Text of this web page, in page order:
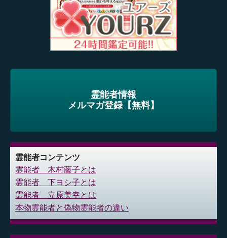
霊能者情報
メルマガ登録【無料】
霊能者コンテンツ
霊能者 木村藤子とは
霊能者 下ヨシ子とは
霊能者 立原美幸とは
本物霊能者と偽物霊能者の違い